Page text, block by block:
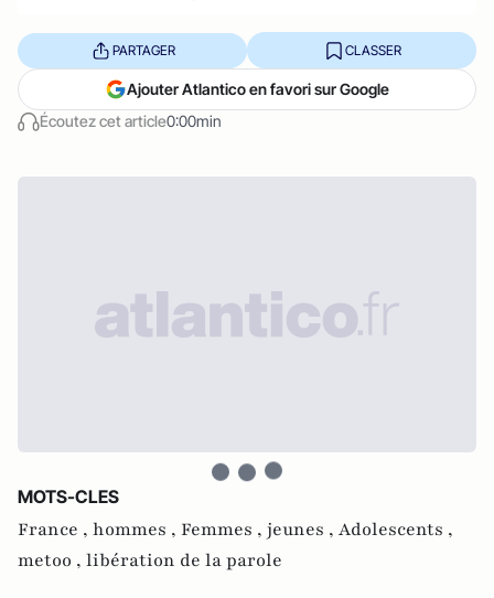
Écoutez cet article0:00min
PARTAGER CLASSER
Ajouter Atlantico en favori sur Google
MOTS-CLES
France , hommes , Femmes , jeunes , Adolescents ,
metoo , libération de la parole